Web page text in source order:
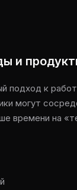
и
подход к
могут
времени на